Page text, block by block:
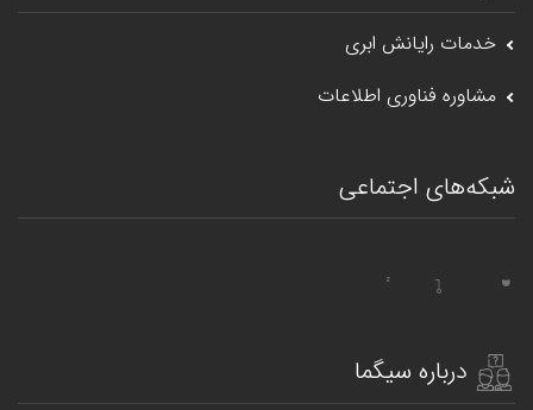
خدمات رایانش ابری
مشاوره فناوری اطلاعات
شبکه‌های اجتماعی
درباره سیگما